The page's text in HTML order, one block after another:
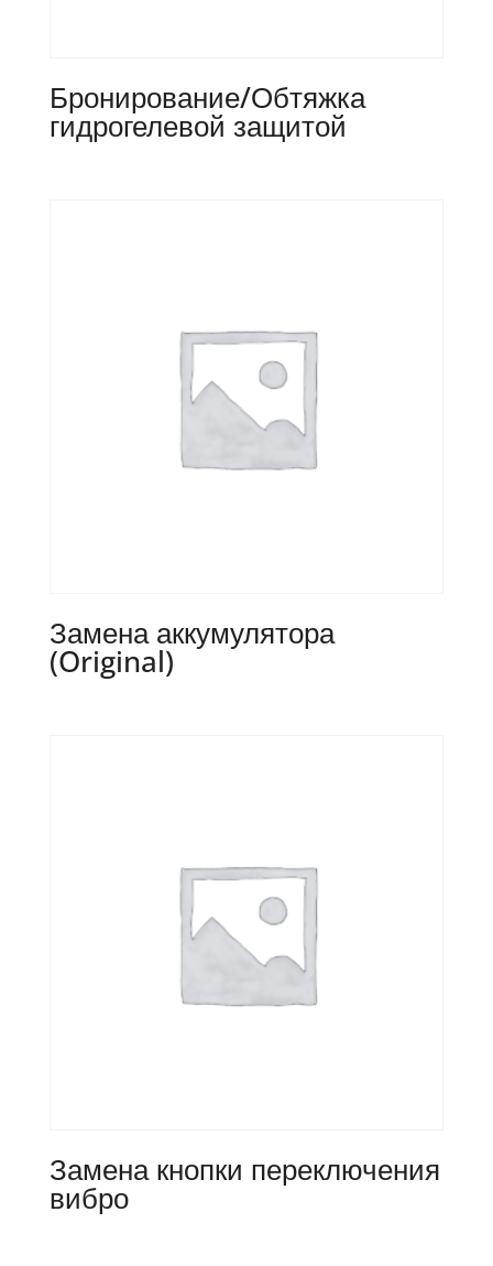
Бронирование/Обтяжка
гидрогелевой защитой
Замена аккумулятора
(Original)
Замена кнопки переключения
вибро